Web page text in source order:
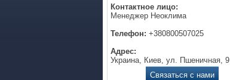
Контактное лицо:
Менеджер Неоклима
Телефон: +380800507025
Адрес:
Украина, Киев, ул. Пшеничная, 9
Связаться с нами